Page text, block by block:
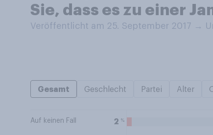
Sie, dass es zu einer
Veröffentlicht am 25. September 2017 →
Gesamt Geschlecht Partei Alter
Auf keinen Fall 2 %